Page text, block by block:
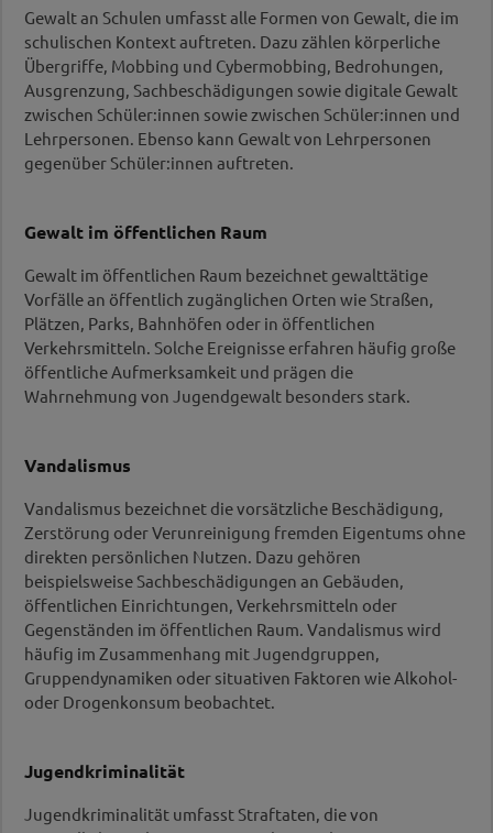
Schutzfaktoren und diskutiert Möglichkeiten und
Grenzen von Prävention und Intervention.
Mehr erfahren...
Informationsabend:
Gewaltprävention fängt Zuhause an
Ein stabiles, wertschätzendes Miteinander in der
beispielsweise Cybermobbing, Schlägereien oder
Mehr erfahren...
Coaching:
Fachcoaching Gewaltprävention
Unterstützung und Beratung bei
Projekten/Maßnahmen für
Mehr erfahren...
Beratung:
Erstberatung Mobbing, Cybermobbing und
Gewalt
Informations- und Orientierungsgespräch zu
Gewaltthemen für Betroffene und Angehörige
Mehr erfahren...
Gewalt an Schulen umfasst alle Formen von Gewalt, die im
schulischen Kontext auftreten. Dazu zählen körperliche
Übergriffe, Mobbing und Cybermobbing, Bedrohungen,
Ausgrenzung, Sachbeschädigungen sowie digitale Gewalt
zwischen Schüler:innen sowie zwischen Schüler:innen und
Lehrpersonen. Ebenso kann Gewalt von Lehrpersonen
gegenüber Schüler:innen auftreten.
Gewalt im öffentlichen Raum
Gewalt im öffentlichen Raum bezeichnet gewalttätige
Vorfälle an öffentlich zugänglichen Orten wie Straßen,
Plätzen, Parks, Bahnhöfen oder in öffentlichen
Verkehrsmitteln. Solche Ereignisse erfahren häufig große
öffentliche Aufmerksamkeit und prägen die
Wahrnehmung von Jugendgewalt besonders stark.
Vandalismus
Vandalismus bezeichnet die vorsätzliche Beschädigung,
Zerstörung oder Verunreinigung fremden Eigentums ohne
direkten persönlichen Nutzen. Dazu gehören
beispielsweise Sachbeschädigungen an Gebäuden,
öffentlichen Einrichtungen, Verkehrsmitteln oder
Gegenständen im öffentlichen Raum. Vandalismus wird
häufig im Zusammenhang mit Jugendgruppen,
Gruppendynamiken oder situativen Faktoren wie Alkohol-
oder Drogenkonsum beobachtet.
Jugendkriminalität
Jugendkriminalität umfasst Straftaten, die von